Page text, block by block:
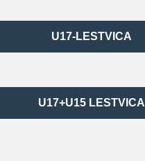
U17-LESTVICA
U17+U15 LESTVICA